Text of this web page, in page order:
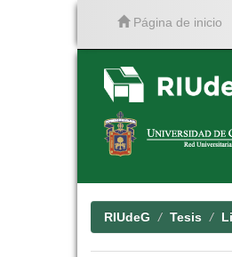
Página de inicio
RIUdeG Tesis